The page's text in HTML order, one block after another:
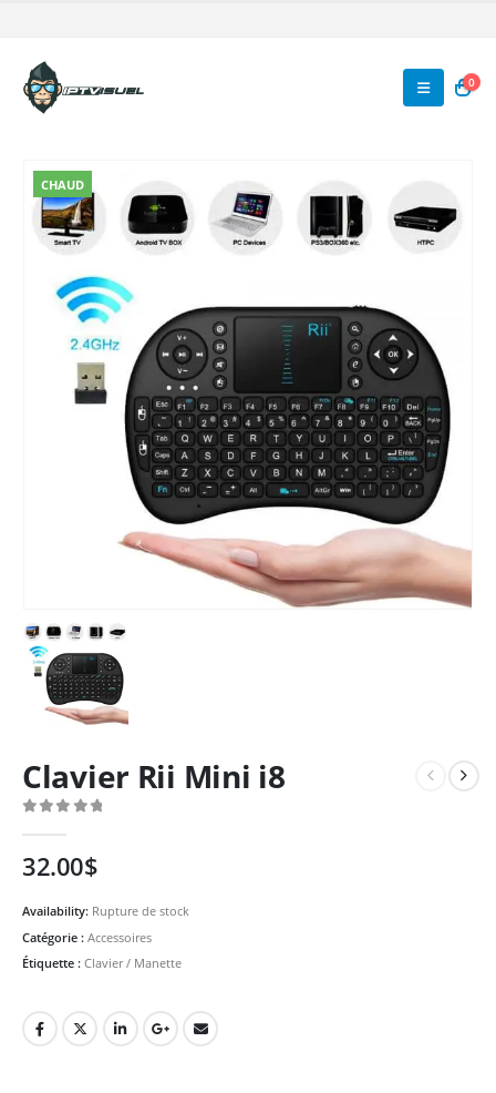
0
CHAUD
Clavier Rii Mini i8
32.00$
Availability: Rupture de stock
Catégorie : Accessoires
Étiquette : Clavier / Manette